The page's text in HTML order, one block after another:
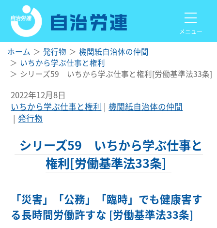
メニュー
ホーム 発行物
機関紙自治体の仲間
いちから学ぶ仕事と権利
シリーズ59 いちから学ぶ仕事と権利[労働基準法33条]
2022年12月8日
いちから学ぶ仕事と権利
機関紙自治体の仲間
発行物
シリーズ59 いちから学ぶ仕事と
権利[労働基準法33条]
「災害」「公務」「臨時」でも健康害す
る長時間労働許すな [労働基準法33条]